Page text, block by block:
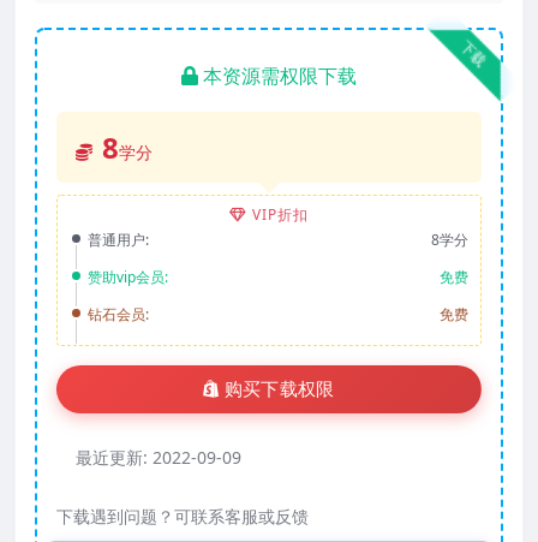
下载
本资源需权限下载
8学分
VIP折扣
普通用户:
8学分
赞助vip会员:
免费
钻石会员:
免费
购买下载权限
最近更新: 2022-09-09
下载遇到问题？可联系客服或反馈